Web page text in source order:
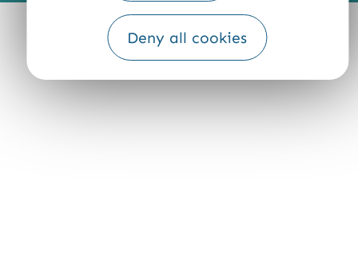
Deny all cookies